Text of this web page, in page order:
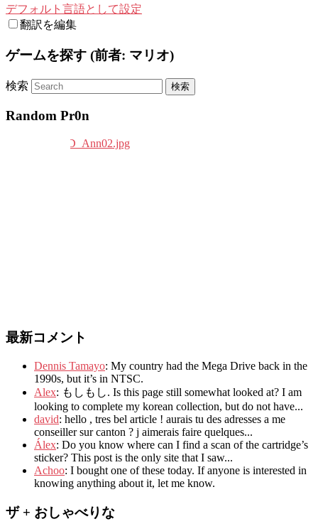
デフォルト言語として設定
翻訳を編集
ゲームを探す (前者: マリオ)
検索
Random Pr0n
最新コメント
Dennis Tamayo: My country had the Mega Drive back in the
1990s, but it’s in NTSC.
Alex: もしもし. Is this page still somewhat looked at? I am
looking to complete my korean collection, but do not have...
david: hello , tres bel article ! aurais tu des adresses a me
conseiller sur canton ? j aimerais faire quelques...
Álex: Do you know where can I find a scan of the cartridge’s
sticker? This post is the only site that I saw...
Achoo: I bought one of these today. If anyone is interested in
knowing anything about it, let me know.
ザ + おしゃべりな